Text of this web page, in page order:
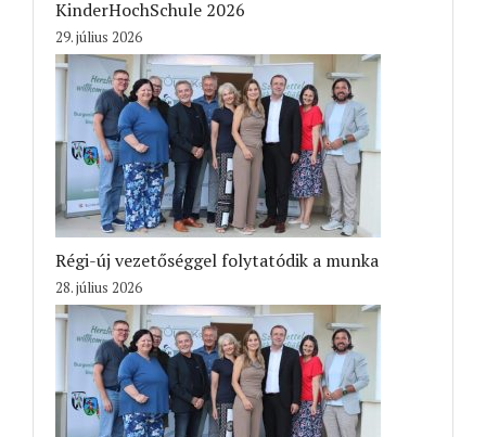
KinderHochSchule 2026
29. július 2026
Régi-új vezetőséggel folytatódik a munka
28. július 2026